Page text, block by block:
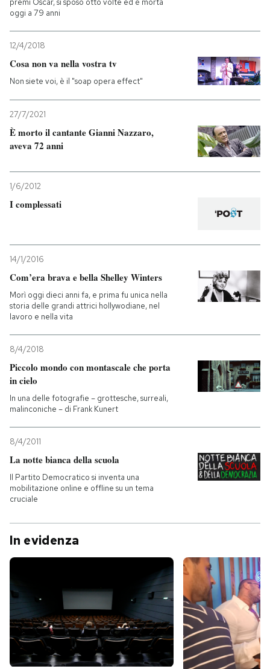
premi Oscar, si sposò otto volte ed è morta
oggi a 79 anni
12/4/2018
Cosa non va nella vostra tv
Non siete voi, è il "soap opera effect"
27/7/2021
È morto il cantante Gianni Nazzaro,
aveva 72 anni
1/6/2012
I complessati
14/1/2016
Com’era brava e bella Shelley Winters
Morì oggi dieci anni fa, e prima fu unica nella
storia delle grandi attrici hollywodiane, nel
lavoro e nella vita
8/4/2018
Piccolo mondo con montascale che porta
in cielo
In una delle fotografie – grottesche, surreali,
malinconiche – di Frank Kunert
8/4/2011
La notte bianca della scuola
Il Partito Democratico si inventa una
mobilitazione online e offline su un tema
cruciale
In evidenza